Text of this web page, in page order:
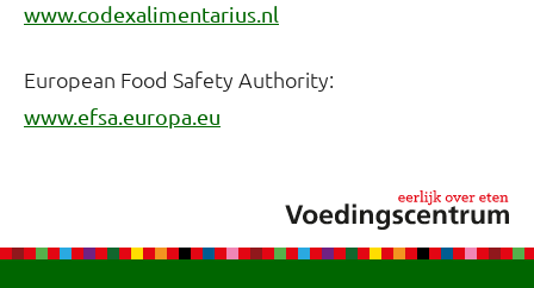
www.codexalimentarius.nl
European Food Safety Authority:
www.efsa.europa.eu